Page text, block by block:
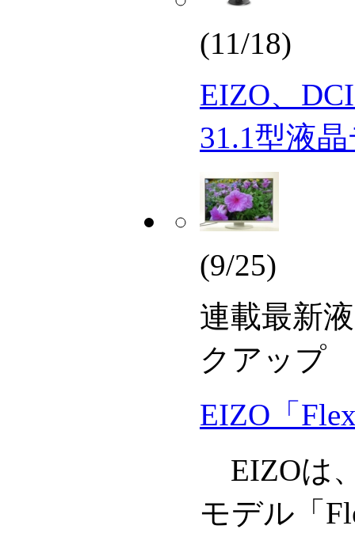
(11/18)
EIZO、
31.1型液
(9/25)
連載最新
クアップ
EIZO「
EIZOは
モデル「